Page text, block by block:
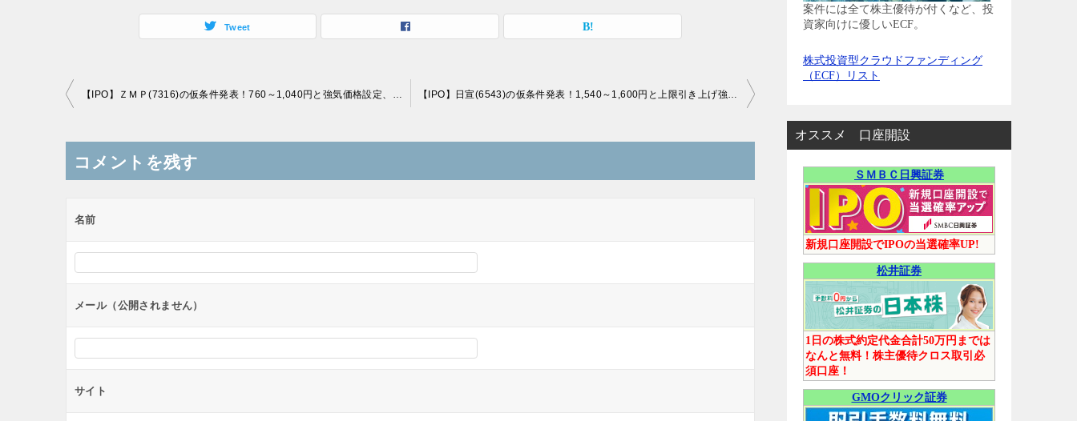
Tweet
投
ナ
ビ
ー
ョ
ン
【IPO】ＺＭＰ(7316)の仮条件発表！760～1,040円と強気価格設定、公募売出株数の削減も！ 【IPO】日宣(6543)の仮条件発表！1,540～1,600円と上限引き上げ強気価格設定
コメントを残す
名前
メール（公開されません）
サイト
案件には全て株主優待が付くなど、投
資家向けに優しいECF。
株式投資型クラウドファンディング
（ECF）リスト
オススメ 口座開設
ＳＭＢＣ日興証券
新規口座開設でIPOの当選確率UP!
松井証券
1日の株式約定代金合計50万円までは
なんと無料！株主優待クロス取引必
須口座！
GMOクリック証券